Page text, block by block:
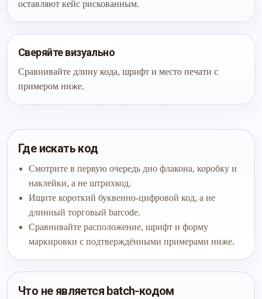
оставляют кейс рискованным.
Сверяйте визуально
Сравнивайте длину кода, шрифт и место печати с
примером ниже.
Где искать код
Смотрите в первую очередь дно флакона, коробку и
наклейки, а не штрихкод.
Ищите короткий буквенно-цифровой код, а не
длинный торговый barcode.
Сравнивайте расположение, шрифт и форму
маркировки с подтверждёнными примерами ниже.
Что не является batch-кодом